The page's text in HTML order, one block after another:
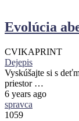
Evolúcia
CVIKAPRINT
Dejepis
Vyskúšajte si s
priestor …
6 years ago
spravca
1059